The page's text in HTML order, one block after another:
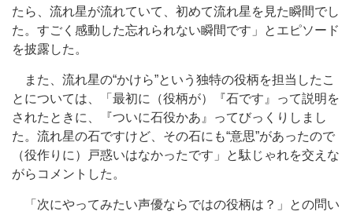
たら、流れ星が流れていて、初めて流れ星を見た瞬間でし
た。すごく感動した忘れられない瞬間です」とエピソード
を披露した。
また、流れ星の“かけら”という独特の役柄を担当したこ
とについては、「最初に（役柄が）『石です』って説明を
されたときに、『ついに石役かあ』ってびっくりしまし
た。流れ星の石ですけど、その石にも“意思”があったので
（役作りに）戸惑いはなかったです」と駄じゃれを交えな
がらコメントした。
「次にやってみたい声優ならではの役柄は？」との問い